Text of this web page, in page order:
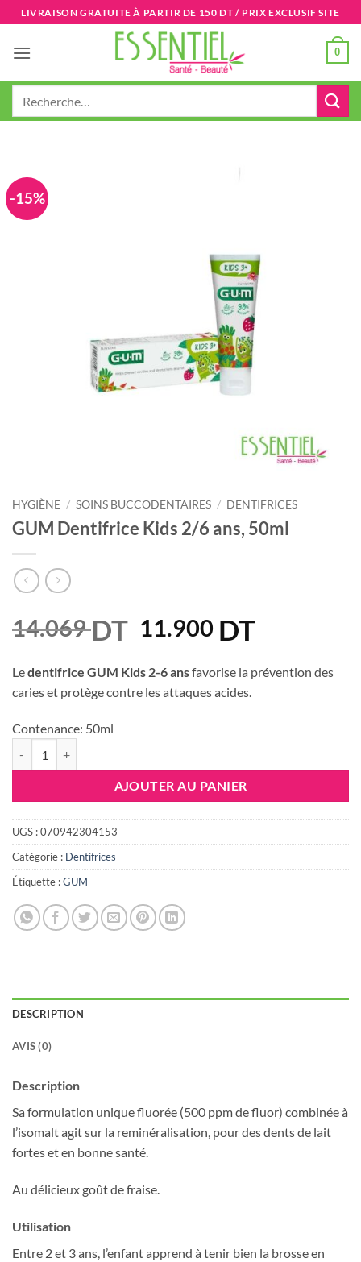
Passer
au
contenu
LIVRAISON GRATUITE À PARTIR DE 150 DT / PRIX EXCLUSIF SITE
0
-15%
HYGIÈNE / SOINS BUCCODENTAIRES / DENTIFRICES
GUM Dentifrice Kids 2/6 ans, 50ml
14.069DT Le
initial
était :
11.900 DTLe
actuel
Ledentifrice GUM Kids 2-6 ansfavorise la prévention des
caries et protège contre les attaques acides.
Contenance: 50ml
AJOUTER AU PANIER
UGS :070942304153
Catégorie : Dentifrices
Étiquette :GUM
DESCRIPTION
AVIS (0)
Description
Sa formulation unique fluorée (500 ppm de fluor) combinée à
l’isomalt agit sur la reminéralisation, pour des dents de lait
fortes et en bonne santé.
Au délicieux goût de fraise.
Utilisation
Entre 2 et 3 ans, l’enfant apprend à tenir bien la brosse en